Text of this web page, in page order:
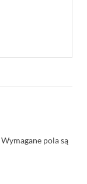
Wymagane pola są